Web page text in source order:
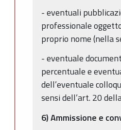
- eventuali
professionale
proprio nome (nella
- eventuale
percentuale e
dell’eventuale
sensi dell’art. 20
6) Ammissione e